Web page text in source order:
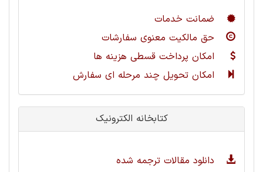
ضمانت خدمات
حق مالکیت معنوی سفارشات
امکان پرداخت قسطی هزینه ها
امکان تحویل چند مرحله ای سفارش
کتابخانه الکترونیک
دانلود مقالات ترجمه شده